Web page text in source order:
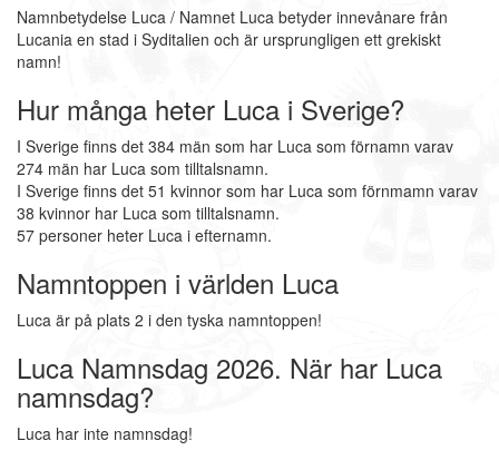
Namnbetydelse Luca / Namnet Luca betyder innevånare från
Lucania en stad i Syditalien och är ursprungligen ett grekiskt
namn!
Hur många heter Luca i Sverige?
I Sverige finns det 384 män som har Luca som förnamn varav
274 män har Luca som tilltalsnamn.
I Sverige finns det 51 kvinnor som har Luca som förnmamn varav
38 kvinnor har Luca som tilltalsnamn.
57 personer heter Luca i efternamn.
Namntoppen i världen Luca
Luca är på plats 2 i den tyska namntoppen!
Luca Namnsdag 2026. När har Luca
namnsdag?
Luca har inte namnsdag!